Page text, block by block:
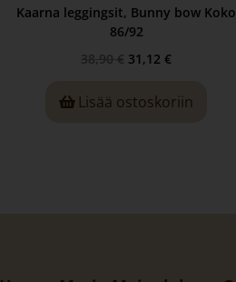
Kaarna leggingsit, Bunny bow Koko
86/92
38,90 € 31,12 €
Lisää ostoskoriin